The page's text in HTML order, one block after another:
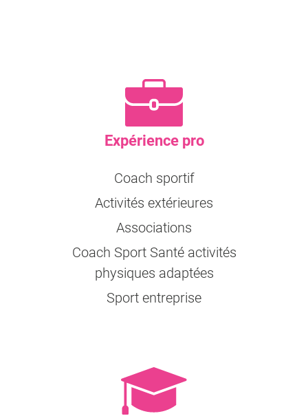
Expérience pro
Coach sportif
Activités extérieures
Associations
Coach Sport Santé activités
physiques adaptées
Sport entreprise